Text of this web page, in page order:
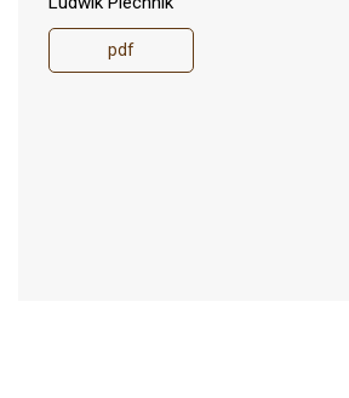
pdf